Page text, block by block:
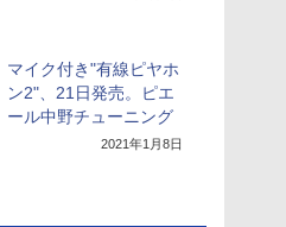
マイク付き"有線ピヤホ
ン2"、21日発売。ピエ
ール中野チューニング
2021年1月8日